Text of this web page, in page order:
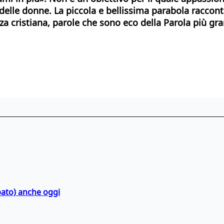
donne. La piccola e bellissima parabola
cristiana, parole che sono eco della Parola più
anche oggi